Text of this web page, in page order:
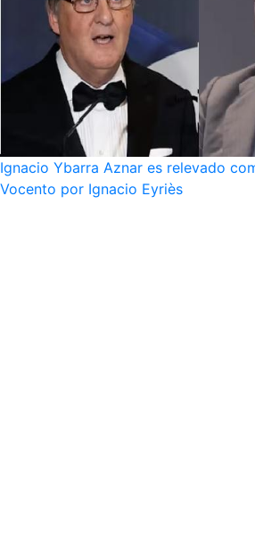
Ignacio Ybarra Aznar es relevado
Vocento por Ignacio Eyriès